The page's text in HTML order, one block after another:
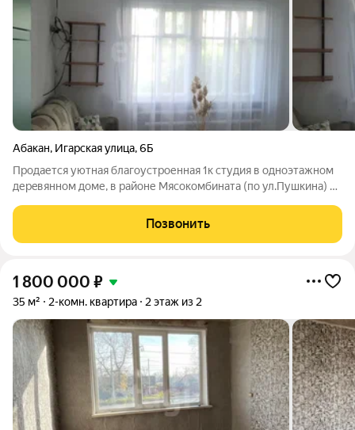
Абакан, Игарская улица,6Б
Продается уютная благоустроенная 1к студия в одноэтажном
дерeвянном дoме, в районе Мясокомбината (по ул.Пушкина) от
центальным отоплением, есть вода (скважина), септик, душ,
туалет. В квартире
Позвонить
1 800 000 ₽
35 м² 2-комн. квартира 2 этаж из 2